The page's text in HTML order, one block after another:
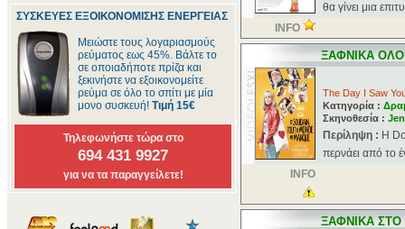
ΣΥΣΚΕΥΕΣ ΕΞΟΙΚΟΝΟΜΙΣΗΣ ΕΝΕΡΓΕΙΑΣ
Μειώστε τους λογαριασμούς
ρεύματος εως 45%. Βάλτε το
σε οποιαδήποτε πρίζα και
ξεκινήστε να εξοικονομείτε
ρεύμα σε όλο το σπίτι με μία
μονο συσκευή! Τιμή 15€
Τηλεφωνήστε τώρα στο
694 431 9927
για να τα παραγγείλετε!
θα γίνει μια
INFO
ΞΑΦΝΙΚΑ
The Day I Saw
Κατηγορία :
Σκηνοθεσία :
Περίληψη : Η
περνάει από το
INFO
ΞΑΦΝΙΚΑ